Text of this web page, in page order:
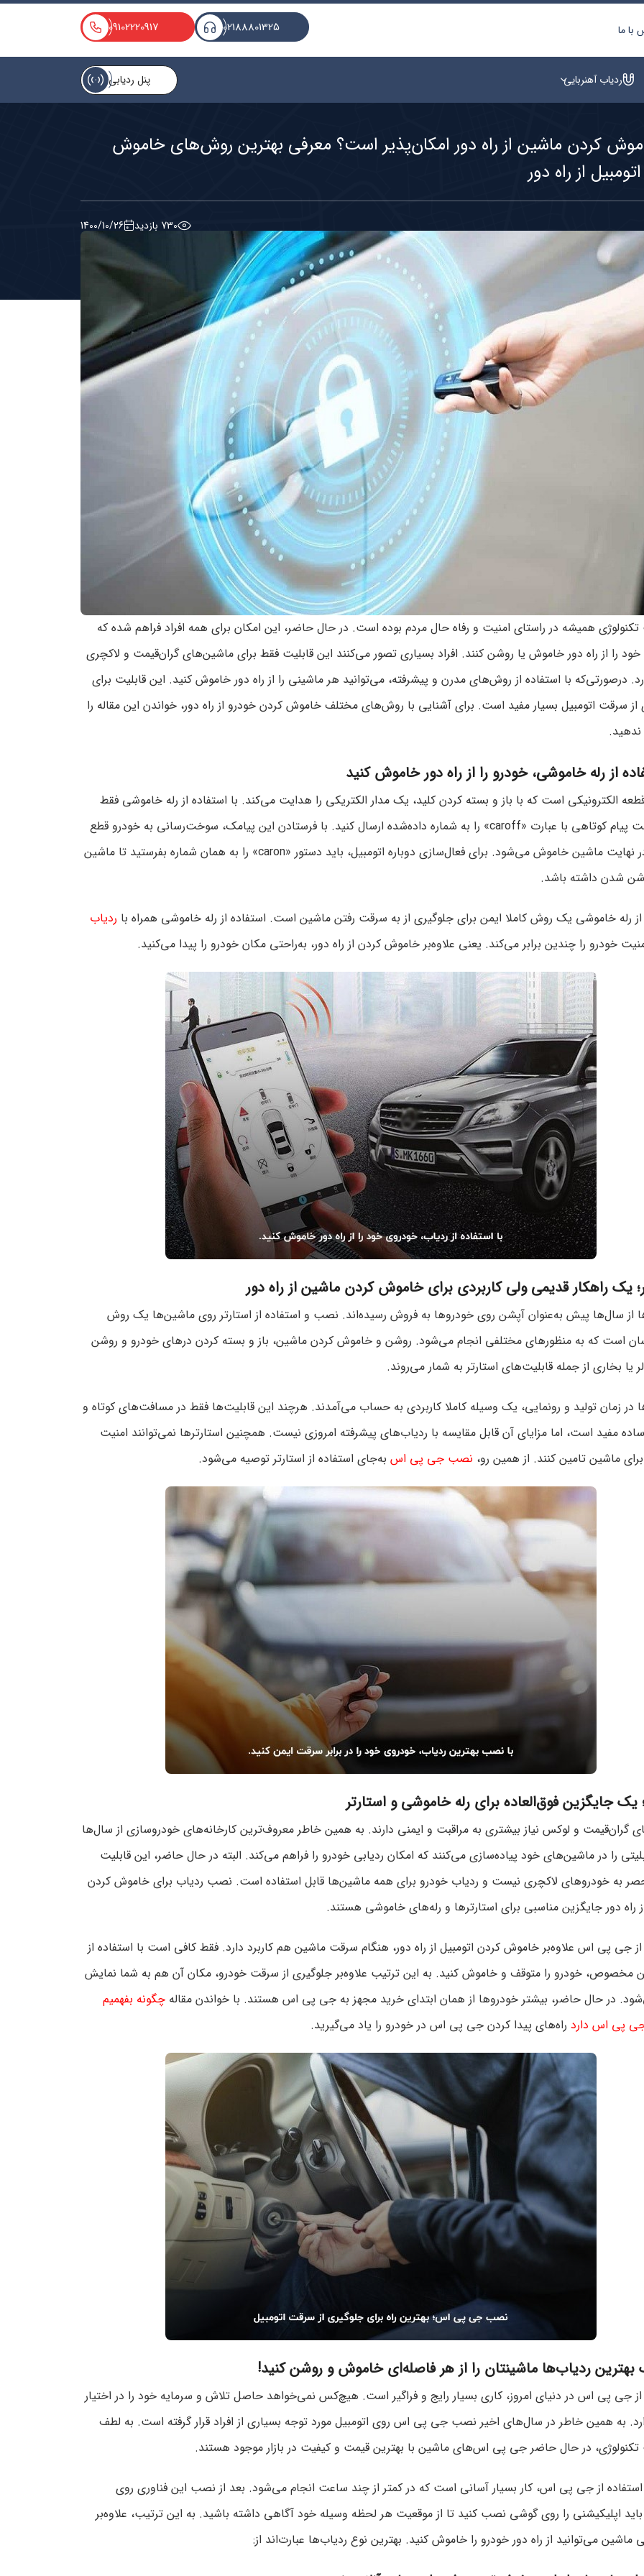
با ما 02188801325
09102220917
ردیاب آهنربایی پنل ردیابی
کردن ماشین از راه دور امکان‌پذیر است؟ معرفی بهترین روش‌های خاموش
از راه دور
730 بازديد 1400/10/26
همیشه در راستای امنیت و رفاه حال مردم بوده است. در حال حاضر، این امکان برای همه افراد فراهم شده که
را از راه دور خاموش یا روشن کنند. افراد بسیاری تصور می‌کنند این قابلیت فقط برای ماشین‌های گران‌قیمت و لاکچری
درصورتی‌که با استفاده از روش‌های مدرن و پیشرفته، می‌توانید هر ماشینی را از راه دور خاموش کنید. این قابلیت برای
از سرقت اتومبیل بسیار مفید است. برای آشنایی با روش‌های مختلف خاموش کردن خودرو از راه دور، خواندن این مقاله را
از رله خاموشی، خودرو را از راه دور خاموش کنید
الکترونیکی است که با باز و بسته کردن کلید، یک مدار الکتریکی را هدایت می‌کند. با استفاده از رله خاموشی فقط
کافی است پیام کوتاهی با عبارت «caroff» را به شماره داده‌شده ارسال کنید. با فرستادن این پیامک، سوخت‌رسانی به خودرو قطع
شده و در نهایت ماشین خاموش می‌شود. برای فعال‌سازی دوباره اتومبیل، باید دستور «caron» را به همان شماره بفرستید تا ماشین
شدن داشته باشد.
از رله خاموشی یک روش کاملا ایمن برای جلوگیری از به سرقت رفتن ماشین است. استفاده از رله خاموشی همراه با ردیاب
خودرو را چندین برابر می‌کند. یعنی علاوه‌بر خاموش کردن از راه دور، به‌راحتی مکان خودرو را پیدا می‌کنید.
یک راهکار قدیمی ولی کاربردی برای خاموش کردن ماشین از راه دور
از سال‌ها پیش به‌عنوان آپشن روی خودروها به فروش رسیده‌اند. نصب و استفاده از استارتر روی ماشین‌ها یک روش
است که به منظورهای مختلفی انجام می‌شود. روشن و خاموش کردن ماشین، باز و بسته کردن درهای خودرو و روشن
یا بخاری از جمله قابلیت‌های استارتر به شمار می‌روند.
در زمان تولید و رونمایی، یک وسیله کاملا کاربردی به حساب می‌آمدند. هرچند این قابلیت‌ها فقط در مسافت‌های کوتاه و
مفید است، اما مزایای آن قابل مقایسه با ردیاب‌های پیشرفته امروزی نیست. همچنین استارترها نمی‌توانند امنیت
ماشین تامین کنند. از همین رو، نصب جی پی اس به‌جای استفاده از استارتر توصیه می‌شود.
یک جایگزین فوق‌العاده برای رله خاموشی و استارتر
گران‌قیمت و لوکس نیاز بیشتری به مراقبت و ایمنی دارند. به همین خاطر معروف‌ترین کارخانه‌های خودروسازی از سال‌ها
را در ماشین‌های خود پیاده‌سازی می‌کنند که امکان ردیابی خودرو را فراهم می‌کند. البته در حال حاضر، این قابلیت
به خودروهای لاکچری نیست و ردیاب خودرو برای همه ماشین‌ها قابل استفاده است. نصب ردیاب برای خاموش کردن
راه دور جایگزین مناسبی برای استارتر‌ها و رله‌های خاموشی هستند.
از جی پی اس علاوه‌بر خاموش کردن اتومبیل از راه دور، هنگام سرقت ماشین هم کاربرد دارد. فقط کافی است با استفاده از
مخصوص، خودرو را متوقف و خاموش کنید. به این ترتیب علاوه‌بر جلوگیری از سرقت خودرو، مکان آن هم به شما نمایش
در حال حاضر، بیشتر خودروها از همان ابتدای خرید مجهز به جی پی اس هستند. با خواندن مقاله چگونه بفهمیم
پی اس دارد راه‌های پیدا کردن جی پی اس در خودرو را یاد می‌گیرید.
بهترین ردیاب‌ها ماشینتان را از هر فاصله‌ای خاموش و روشن کنید!
از جی پی اس در دنیای امروز، کاری بسیار رایج و فراگیر است. هیچ‌کس نمی‌خواهد حاصل تلاش و سرمایه خود را در اختیار
به همین خاطر در سال‌های اخیر نصب جی پی اس روی اتومبیل مورد توجه بسیاری از افراد قرار گرفته است. به لطف
در حال حاضر جی پی اس‌های ماشین با بهترین قیمت و کیفیت در بازار موجود هستند.
از جی پی اس، کار بسیار آسانی است که در کمتر از چند ساعت انجام می‌شود. بعد از نصب این فناوری روی
اپلیکیشنی را روی گوشی نصب کنید تا از موقعیت هر لحظه وسیله خود آگاهی داشته باشید. به این ترتیب، علاوه‌بر
ماشین می‌توانید از راه دور خودرو را خاموش کنید. بهترین نوع ردیاب‌ها عبارت‌اند از: